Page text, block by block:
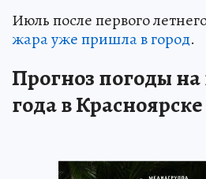
Июль после первого
жара уже пришла в город.
Прогноз погоды на
года в Красноярске